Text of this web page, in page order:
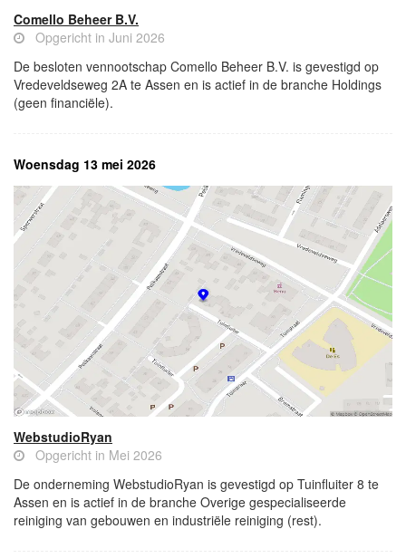
Comello Beheer B.V.
Opgericht in Juni 2026
De besloten vennootschap Comello Beheer B.V. is gevestigd op
Vredeveldseweg 2A te Assen en is actief in de branche Holdings
(geen financiële).
Woensdag 13 mei 2026
WebstudioRyan
Opgericht in Mei 2026
De onderneming WebstudioRyan is gevestigd op Tuinfluiter 8 te
Assen en is actief in de branche Overige gespecialiseerde
reiniging van gebouwen en industriële reiniging (rest).